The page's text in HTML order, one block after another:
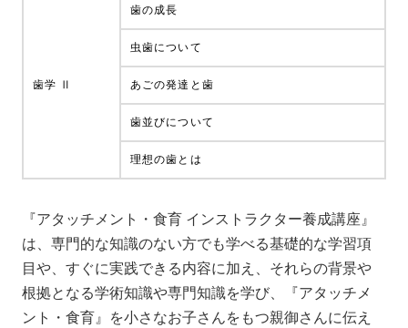
歯学 Ⅱ
歯の成長
虫歯について
あごの発達と歯
歯並びについて
理想の歯とは
『アタッチメント・食育 インストラクター養成講座』
は、専門的な知識のない方でも学べる基礎的な学習項
目や、すぐに実践できる内容に加え、それらの背景や
根拠となる学術知識や専門知識を学び、『アタッチメ
ント・食育』を小さなお子さんをもつ親御さんに伝え